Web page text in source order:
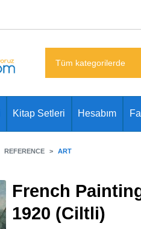
Kitap Setleri Hesabım
REFERENCE ART
French
1920 (Ciltli)